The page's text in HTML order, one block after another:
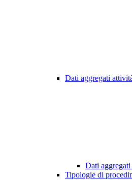
Dati aggregati
Dati
Tipologie di